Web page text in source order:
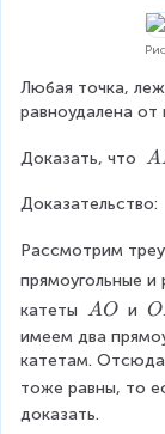
}
}
1
0
\
e
d
c
es
}
pl
ie
s
O
Любая точка,
равноудалена от
Доказать, что A
=
B
A
Доказательство:
Рассмотрим
прямоугольные
катеты \
\
A
O
AO и \
\
O
B
имеем два
катетам. Отсюда
тоже равны, то
доказать.